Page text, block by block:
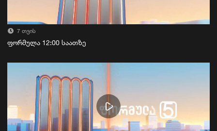
7 თვის
ფორმულა 12:00 საათზე